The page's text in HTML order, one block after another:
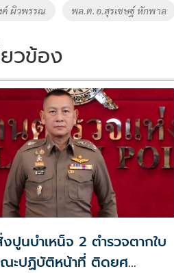
k
ค์ ผิวพรรณ พล.ต.อ.สุรเชษฐ์ หักพาล
วข้อง
ปูนบำเหน็จ 2 ตำรวจตากใบ
ะปฏิบัติหน้าที่ ติดยศ